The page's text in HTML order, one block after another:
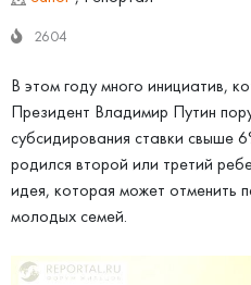
2604
В этом году много инициатив,
Президент Владимир Путин
субсидирования ставки свыше
родился второй или третий
идея, которая может отменить
молодых семей.